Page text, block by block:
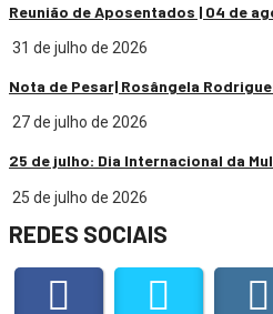
Reunião de Aposentados | 04 de
31 de julho de 2026
Nota de Pesar| Rosângela
27 de julho de 2026
25 de julho: Dia Internacional da
25 de julho de 2026
REDES SOCIAIS